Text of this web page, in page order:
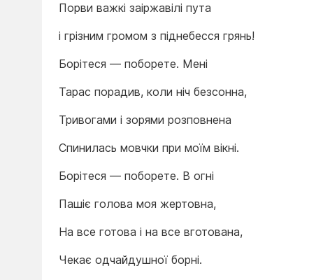
Порви важкі заіржавілі пута
і грізним громом з піднебесся грянь!
Борітеся — поборете. Мені
Тарас порадив, коли ніч безсонна,
Тривогами і зорями розповнена
Спинилась мовчки при моїм вікні.
Борітеся — поборете. В огні
Пашіє голова моя жертовна,
На все готова і на все вготована,
Чекає одчайдушної борні.